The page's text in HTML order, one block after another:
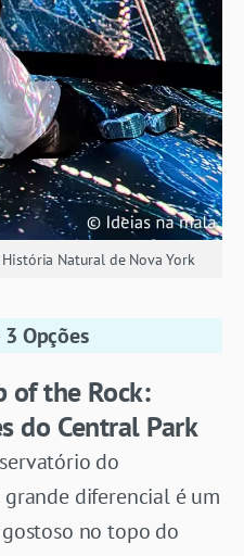
Natural de Nova York
Opções
of the Rock:
do Central Park
do
grande diferencial é um
no topo do